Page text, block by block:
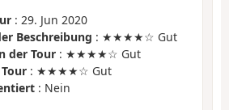
: 29. Jun 2020
Beschreibung : ★★★★☆ Gut
der Tour : ★★★★☆ Gut
: ★★★★☆ Gut
: Nein